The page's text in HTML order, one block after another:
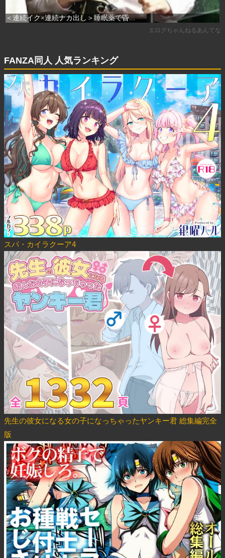
FANZA同人 人気ランキング
スパ・カイラクーア4
先生の彼女になる女の子になっちゃったヤンキー君 総集編完全
版